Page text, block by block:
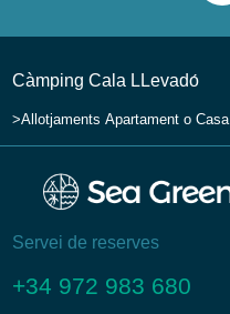
Càmping Cala LLevadо́
Allotjaments Apartament o Casa
Servei de reserves
+34 972 983 680